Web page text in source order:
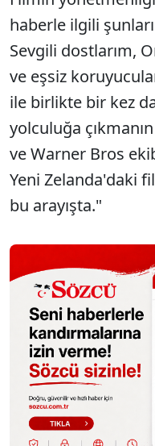
haberle ilgili
Sevgili dostlarım,
ve eşsiz
ile birlikte bir kez
yolculuğa
ve Warner Bros
Yeni Zelanda'daki
bu arayışta."